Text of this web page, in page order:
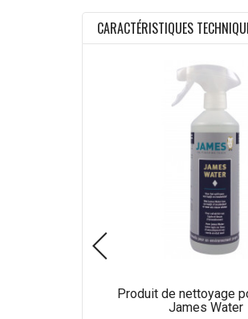
CARACTÉRISTIQUES
Produit de nettoyage
James Water